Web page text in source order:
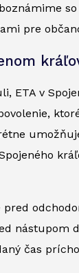
pre
ETA v
nástupom
čas